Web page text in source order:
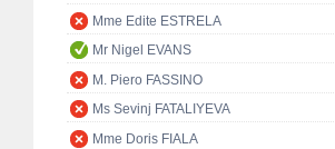
Mme Edite ESTRELA
Mr Nigel EVANS
M. Piero FASSINO
Ms Sevinj FATALIYEVA
Mme Doris FIALA